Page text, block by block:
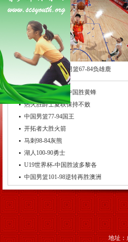
中国男篮67-84负雄鹿
周琦17分9板4帽中国胜黄蜂
热火胜爵士夏联保持不败
中国男篮77-94国王
开拓者大胜火箭
马刺98-84灰熊
湖人100-90勇士
U19世界杯-中国胜波多黎各
中国男篮101-98逆转再胜澳洲
地址